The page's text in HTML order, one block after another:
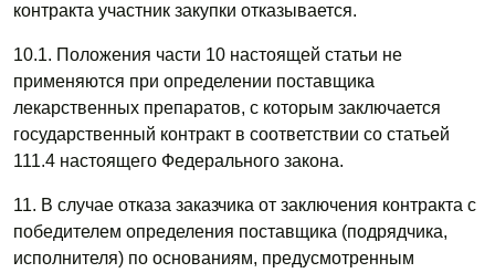
контракта участник закупки отказывается.
10.1. Положения части 10 настоящей статьи не
применяются при определении поставщика
лекарственных препаратов, с которым заключается
государственный контракт в соответствии со статьей
111.4 настоящего Федерального закона.
11. В случае отказа заказчика от заключения контракта с
победителем определения поставщика (подрядчика,
исполнителя) по основаниям, предусмотренным